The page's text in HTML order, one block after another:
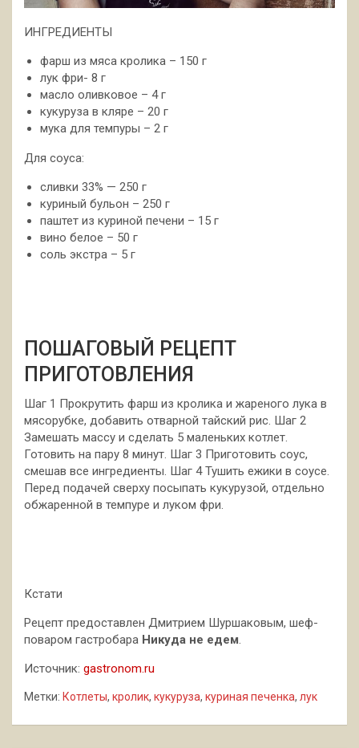
ИНГРЕДИЕНТЫ
фарш из мяса кролика – 150 г
лук фри- 8 г
масло оливковое – 4 г
кукуруза в кляре – 20 г
мука для темпуры – 2 г
Для соуса:
сливки 33% — 250 г
куриный бульон – 250 г
паштет из куриной печени – 15 г
вино белое – 50 г
соль экстра – 5 г
ПОШАГОВЫЙ РЕЦЕПТ
ПРИГОТОВЛЕНИЯ
Шаг 1 Прокрутить фарш из кролика и жареного лука в
мясорубке, добавить отварной тайский рис. Шаг 2
Замешать массу и сделать 5 маленьких котлет.
Готовить на пару 8 минут. Шаг 3 Приготовить соус,
смешав все ингредиенты. Шаг 4 Тушить ежики в соусе.
Перед подачей сверху посыпать кукурузой, отдельно
обжаренной в темпуре и луком фри.
Кстати
Рецепт предоставлен Дмитрием Шуршаковым, шеф-
поваром гастробара Никуда не едем.
Источник: gastronom.ru
Метки: Котлеты, кролик, кукуруза, куриная печенка, лук